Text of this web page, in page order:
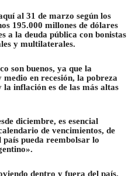
al 31 de marzo según los
195.000 millones de dólares
a la deuda pública con bonistas
y multilaterales.
son buenos, ya que la
en recesión, la pobreza
inflación es de las más altas
diciembre, es esencial
de vencimientos, de
pueda reembolsar lo
dentro y fuera del país.